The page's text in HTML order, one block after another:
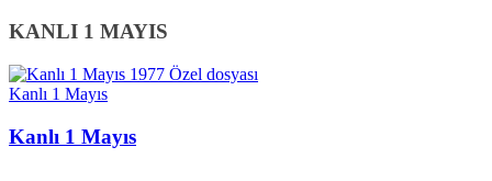
KANLI 1 MAYIS
Kanlı 1 Mayıs
Kanlı 1 Mayıs